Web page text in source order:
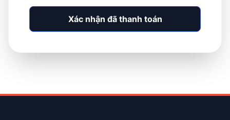
Xác nhận đã thanh toán